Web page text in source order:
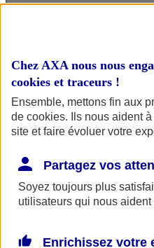
Chez AXA nous nous
cookies et traceurs !
Ensemble, mettons fin aux
de cookies. Ils nous aident
site et faire évoluer votre
Partagez vos
Soyez toujours plus
utilisateurs qui nous
Enrichissez votre